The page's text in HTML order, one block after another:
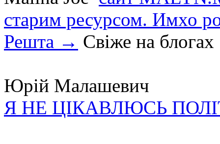
старим ресурсом. Имхо
Решта → Свіже на блогах
Юрій Малашевич
Я НЕ ЦІКАВЛЮСЬ